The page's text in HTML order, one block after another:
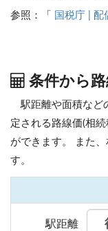
参照：「 国税庁 | 配
条件から
駅距離や面積など
定される路線価(相
ができます。
また
す。
駅距離